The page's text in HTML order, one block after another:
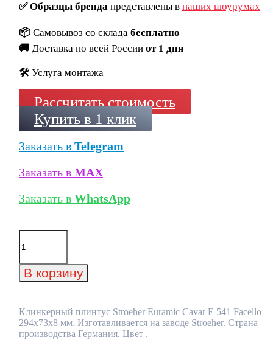
✅Образцы брендапредставлены в наших шоурумах
📦 Самовывоз со склада бесплатно
🚚 Доставка по всей России от 1 дня
🛠️ Услуга монтажа
Рассчитать стоимость
Купить в 1 клик
Заказать в Telegram
Заказать в MAX
Заказать в WhatsApp
Количество
товара
плинтус
Stroeher
E
541
Facello
В корзину
Клинкерный плинтус Stroeher Euramic Cavar E 541 Facello
294х73х8 мм. Изготавливается на заводе Stroeher. Страна
производства Германия. Цвет .